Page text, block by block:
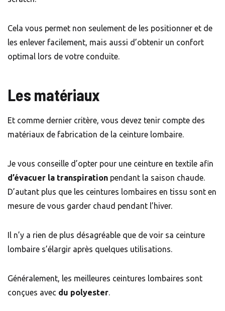
Cela vous permet non seulement de les positionner et de
les enlever facilement, mais aussi d’obtenir un confort
optimal lors de votre conduite.
Les matériaux
Et comme dernier critère, vous devez tenir compte des
matériaux de fabrication de la ceinture lombaire.
Je vous conseille d’opter pour une ceinture en textile afin
d’évacuer la transpiration pendant la saison chaude.
D’autant plus que les ceintures lombaires en tissu sont en
mesure de vous garder chaud pendant l’hiver.
Il n’y a rien de plus désagréable que de voir sa ceinture
lombaire s’élargir après quelques utilisations.
Généralement, les meilleures ceintures lombaires sont
conçues avec du polyester.